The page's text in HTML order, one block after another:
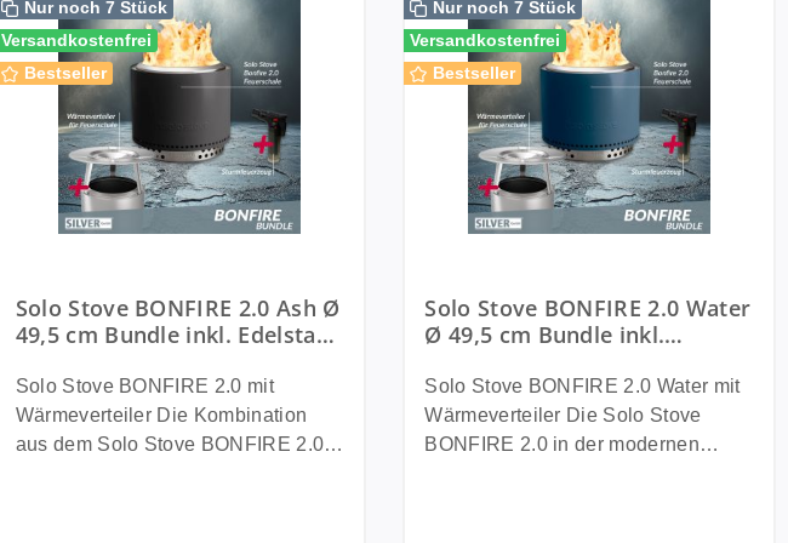
Nur noch 7 Stück
Versandkostenfrei
Bestseller
Solo Stove BONFIRE 2.0 Ash Ø
49,5 cm Bundle inkl. Edelstahl
Tragetasche +
Sturmfeuerzeug
Solo Stove BONFIRE 2.0 mit
Wärmeverteiler Die Kombination
aus dem Solo Stove BONFIRE 2.0
Nur noch 7 Stück
Versandkostenfrei
Bestseller
Solo Stove BONFIRE 2.0 Water
Ø 49,5 cm Bundle inkl.
Standfuß + Tragetasche +
Sturmfeuerzeug
Solo Stove BONFIRE 2.0 Water mit
Wärmeverteiler Die Solo Stove
BONFIRE 2.0 in der modernen